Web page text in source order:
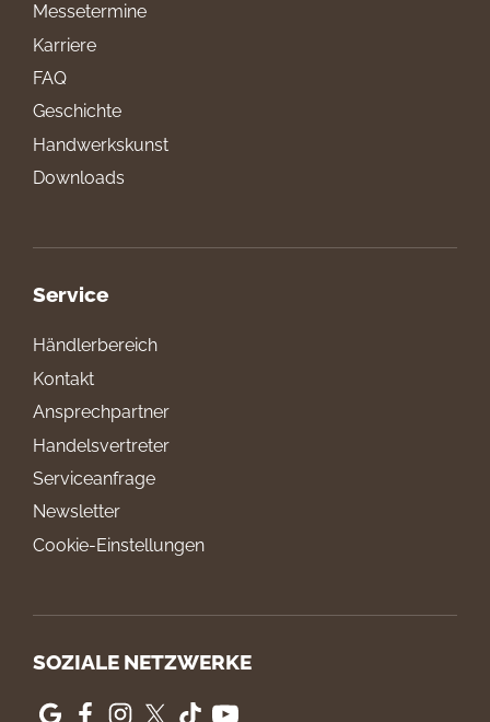
Messetermine
Karriere
FAQ
Geschichte
Handwerkskunst
Downloads
Service
Händlerbereich
Kontakt
Ansprechpartner
Handelsvertreter
Serviceanfrage
Newsletter
Cookie-Einstellungen
SOZIALE NETZWERKE